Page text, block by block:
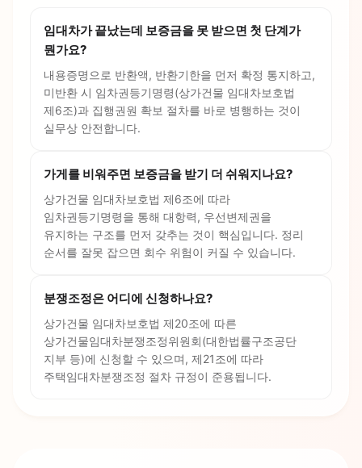
임대차가 끝났는데 보증금을 못 받으면 첫 단계가
뭔가요?
내용증명으로 반환액, 반환기한을 먼저 확정 통지하고,
미반환 시 임차권등기명령(상가건물 임대차보호법
제6조)과 집행권원 확보 절차를 바로 병행하는 것이
실무상 안전합니다.
가게를 비워주면 보증금을 받기 더 쉬워지나요?
상가건물 임대차보호법 제6조에 따라
임차권등기명령을 통해 대항력, 우선변제권을
유지하는 구조를 먼저 갖추는 것이 핵심입니다. 정리
순서를 잘못 잡으면 회수 위험이 커질 수 있습니다.
분쟁조정은 어디에 신청하나요?
상가건물 임대차보호법 제20조에 따른
상가건물임대차분쟁조정위원회(대한법률구조공단
지부 등)에 신청할 수 있으며, 제21조에 따라
주택임대차분쟁조정 절차 규정이 준용됩니다.